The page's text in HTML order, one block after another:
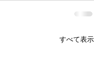
すべて表示